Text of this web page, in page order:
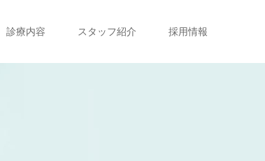
診療内容 スタッフ紹介 採用情報